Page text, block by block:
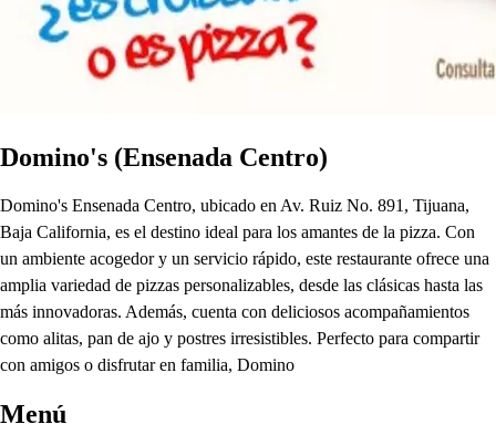
Domino's (Ensenada Centro)
Domino's Ensenada Centro, ubicado en Av. Ruiz No. 891, Tijuana,
Baja California, es el destino ideal para los amantes de la pizza. Con
un ambiente acogedor y un servicio rápido, este restaurante ofrece una
amplia variedad de pizzas personalizables, desde las clásicas hasta las
más innovadoras. Además, cuenta con deliciosos acompañamientos
como alitas, pan de ajo y postres irresistibles. Perfecto para compartir
con amigos o disfrutar en familia, Domino
Menú